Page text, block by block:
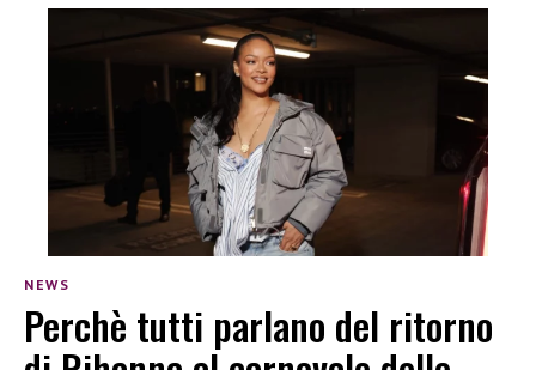
NEWS
Perchè tutti parlano del ritorno